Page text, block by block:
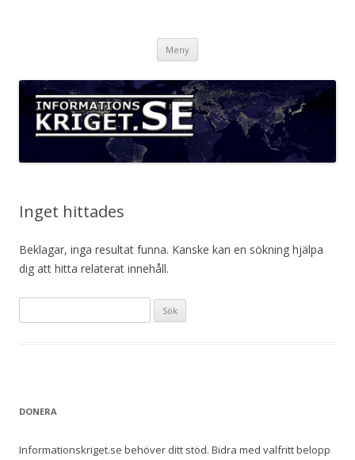
Meny
Inget hittades
Beklagar, inga resultat funna. Kanske kan en sökning hjälpa
dig att hitta relaterat innehåll.
efter:
DONERA
Informationskriget.se behöver ditt stöd. Bidra med valfritt belopp